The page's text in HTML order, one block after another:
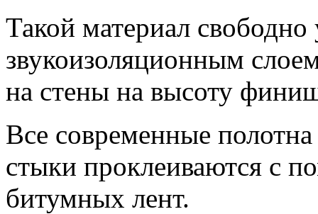
Такой материал
звукоизоляционным
на стены на высоту
Все современные
стыки проклеиваются с
битумных лент.